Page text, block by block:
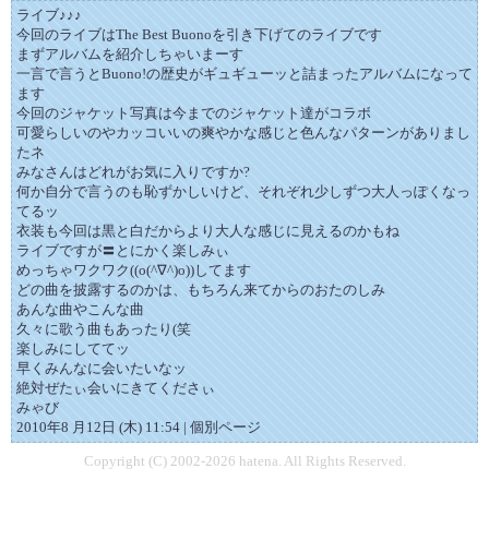
ライブ♪♪♪
今回のライブはThe Best Buonoを引き下げてのライブです
まずアルバムを紹介しちゃいまーす
一言で言うとBuono!の歴史がギュギューッと詰まったアルバムになって
ます
今回のジャケット写真は今までのジャケット達がコラボ
可愛らしいのやカッコいいの爽やかな感じと色んなパターンがありまし
たネ
みなさんはどれがお気に入りですか?
何か自分で言うのも恥ずかしいけど、それぞれ少しずつ大人っぽくなっ
てるッ
衣装も今回は黒と白だからより大人な感じに見えるのかもね
ライブですが〓とにかく楽しみぃ
めっちゃワクワク((o(^∇^)o))してます
どの曲を披露するのかは、もちろん来てからのおたのしみ
あんな曲やこんな曲
久々に歌う曲もあったり(笑
楽しみにしててッ
早くみんなに会いたいなッ
絶対ぜたぃ会いにきてくださぃ
みゃび
2010年8 月12日 (木) 11:54 | 個別ページ
Copyright (C) 2002-2026 hatena. All Rights Reserved.